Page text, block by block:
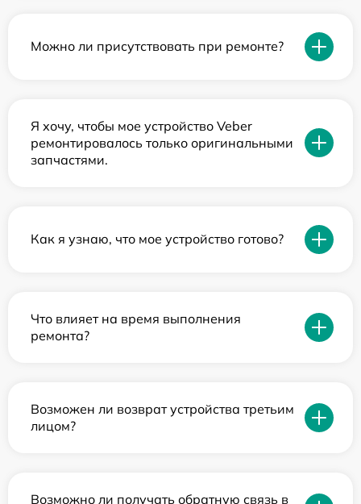
Можно ли присутствовать при ремонте?
Я хочу, чтобы мое устройство Veber
ремонтировалось только оригинальными
запчастями.
Как я узнаю, что мое устройство готово?
Что влияет на время выполнения
ремонта?
Возможен ли возврат устройства третьим
лицом?
Возможно ли получать обратную связь в